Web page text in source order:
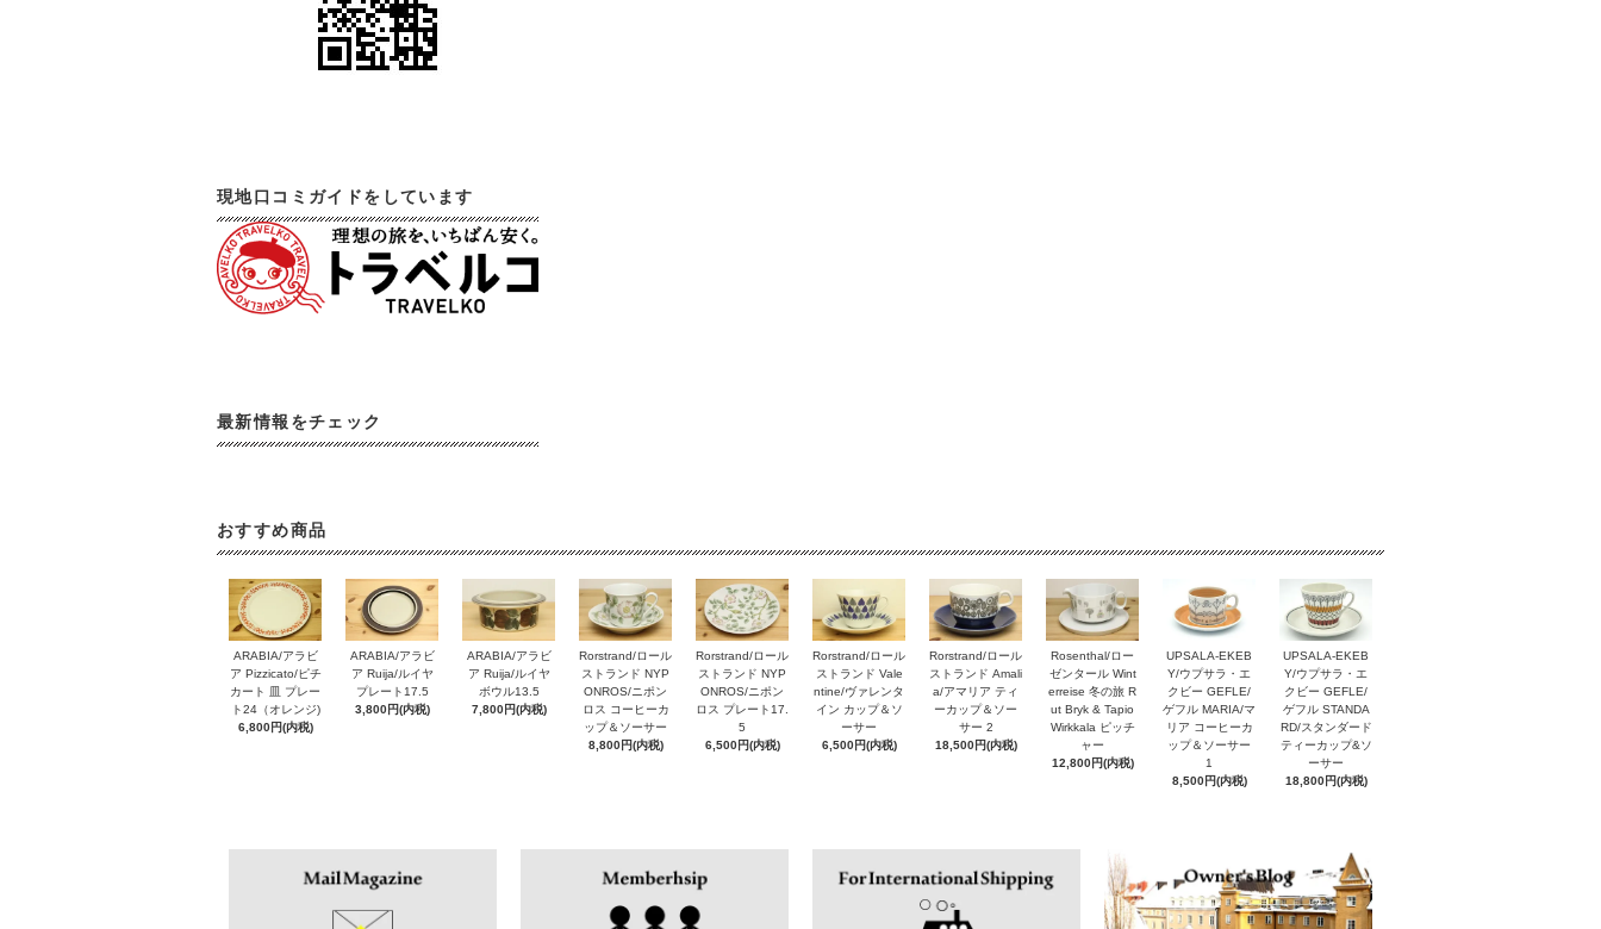
現地口コミガイドをしています
最新情報をチェック
おすすめ商品
ARABIA/アラビ
ア Pizzicato/ピチ
カート 皿 プレー
ト24（オレンジ)
6,800円(内税)
ARABIA/アラビ
ア Ruija/ルイヤ
プレート17.5
3,800円(内税)
ARABIA/アラビ
ア Ruija/ルイヤ
ボウル13.5
7,800円(内税)
Rorstrand/ロール
ストランド NYP
ONROS/ニポン
ロス コーヒーカ
ップ＆ソーサー
8,800円(内税)
Rorstrand/ロール
ストランド NYP
ONROS/ニポン
ロス プレート17.
5
6,500円(内税)
Rorstrand/ロール
ストランド Vale
ntine/ヴァレンタ
イン カップ＆ソ
ーサー
6,500円(内税)
Rorstrand/ロール
ストランド Amali
a/アマリア ティ
ーカップ＆ソー
サー 2
18,500円(内税)
Rosenthal/ロー
ゼンタール Wint
erreise 冬の旅 R
ut Bryk & Tapio
Wirkkala ピッチ
ャー
12,800円(内税)
UPSALA-EKEB
Y/ウプサラ・エ
クビー GEFLE/
ゲフル MARIA/マ
リア コーヒーカ
ップ＆ソーサー
1
8,500円(内税)
UPSALA-EKEB
Y/ウプサラ・エ
クビー GEFLE/
ゲフル STANDA
RD/スタンダード
ティーカップ&ソ
ーサー
18,800円(内税)